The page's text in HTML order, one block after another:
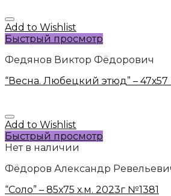
Add to Wishlist
Быстрый просмотр
Федянов Виктор Фёдорович
“Весна. Любецкий этюд” – 47х57
Add to Wishlist
Быстрый просмотр
Нет в наличии
Фёдоров Александр
“Соло” – 85х75 х.м. 2023г №1381